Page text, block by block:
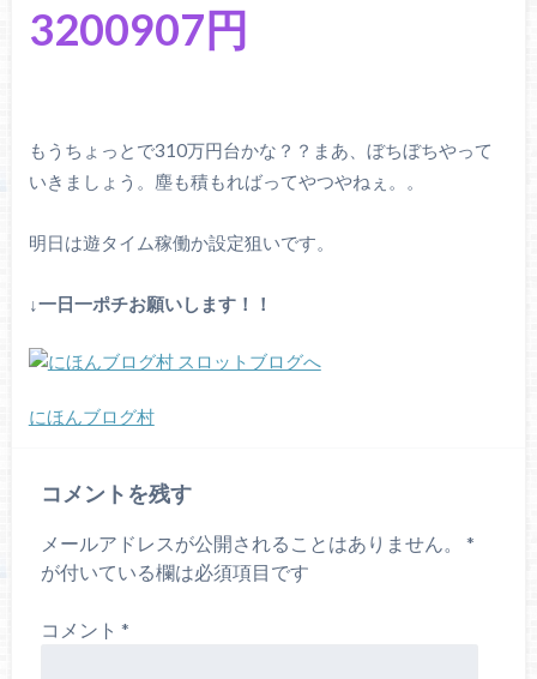
3200907円
もうちょっとで310万円台かな？？まあ、ぼちぼちやって
いきましょう。塵も積もればってやつやねぇ。。
明日は遊タイム稼働か設定狙いです。
↓一日一ポチお願いします！！
にほんブログ村
コメントを残す
メールアドレスが公開されることはありません。
*
が付いている欄は必須項目です
コメント *